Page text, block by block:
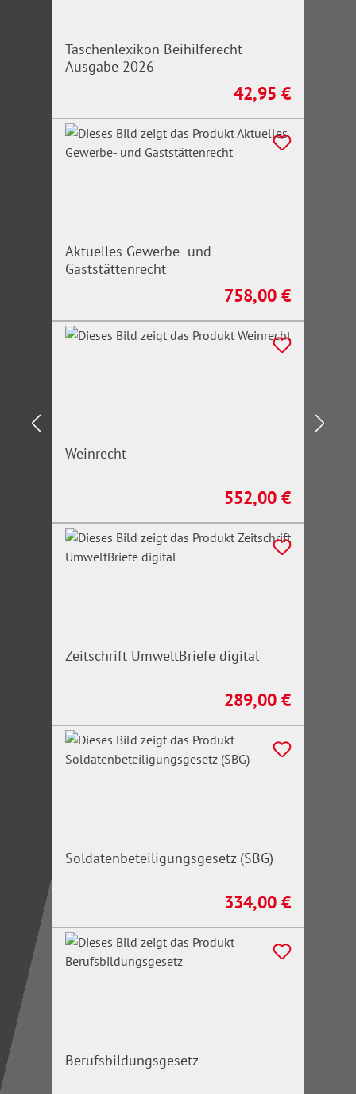
Taschenlexikon Beihilferecht
Ausgabe 2026
Regulärer Preis:
42,95 €
Aktuelles Gewerbe- und
Gaststättenrecht
Regulärer Preis:
758,00 €
Weinrecht
Regulärer Preis:
552,00 €
Zeitschrift UmweltBriefe digital
Regulärer Preis:
289,00 €
Soldatenbeteiligungsgesetz (SBG)
Regulärer Preis:
334,00 €
Berufsbildungsgesetz